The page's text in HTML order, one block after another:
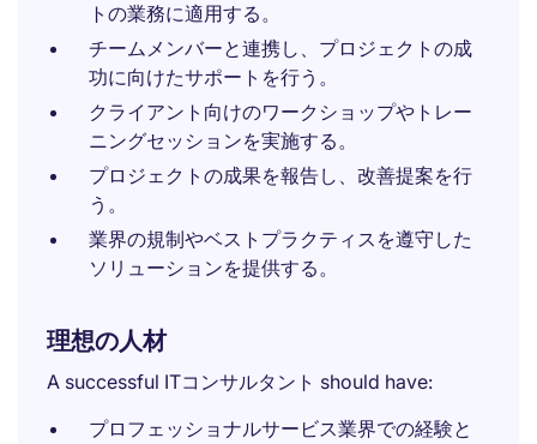
トの業務に適用する。
チームメンバーと連携し、プロジェクトの成
功に向けたサポートを行う。
クライアント向けのワークショップやトレー
ニングセッションを実施する。
プロジェクトの成果を報告し、改善提案を行
う。
業界の規制やベストプラクティスを遵守した
ソリューションを提供する。
理想の人材
A successful ITコンサルタント should have:
プロフェッショナルサービス業界での経験と